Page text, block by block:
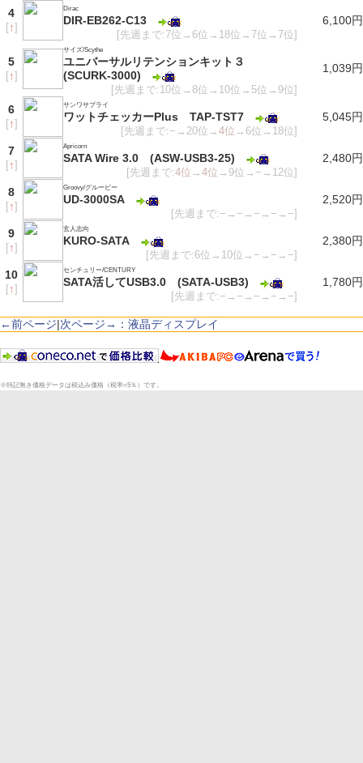
4
[↑]
Dirac
DIR-EB262-C13
[先週まで:7位→6位→18位→7位→7位]
6,100円
5
[↑]
サイズ/Scythe
ユニバーサルリテンションキット３
(SCURK-3000)
[先週まで:10位→8位→10位→5位→9位]
1,039円
6
[↑]
サンワサプライ
ワットチェッカーPlus TAP-TST7
[先週まで:−→20位→4位 →6位→18位]
5,045円
7
[↑]
Apricorn
SATA Wire 3.0 (ASW-USB3-25)
[先週まで:4位 →4位 →9位→−→12位]
2,480円
8
[↑]
Groovy/グルービー
UD-3000SA
[先週まで:−→−→−→−→−]
2,520円
9
[↑]
玄人志向
KURO-SATA
[先週まで:6位→10位→−→−→−]
2,380円
10
[↑]
センチュリー/CENTURY
SATA活してUSB3.0 (SATA-USB3)
[先週まで:−→−→−→−→−]
1,780円
←前ページ|次ページ→：液晶ディスプレイ
※特記無き価格データは税込み価格（税率=5％）です。